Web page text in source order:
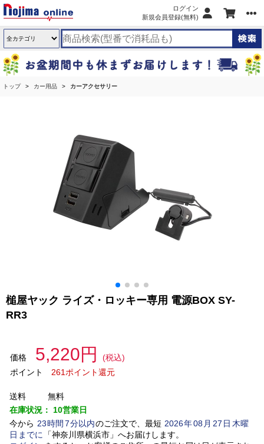
ログイン
新規会員登録(無料)
トップ カー用品 カーアクセサリー
槌屋ヤック ライズ・ロッキー専用 電源BOX SY-
RR3
価格 5,220円
(税込)
ポイント
261ポイント還元
送料
無料
在庫状況： 10営業日
今から 23時間 7分以内のご注文で、最短 2026年08 月 27 日木曜
日 までに 「神奈川県横浜市」 へお届けします。